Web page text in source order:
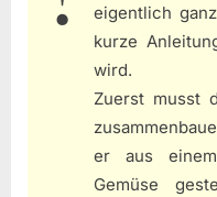
eigentlich
kurze
wird.
Zuerst musst
er aus
Gemüse